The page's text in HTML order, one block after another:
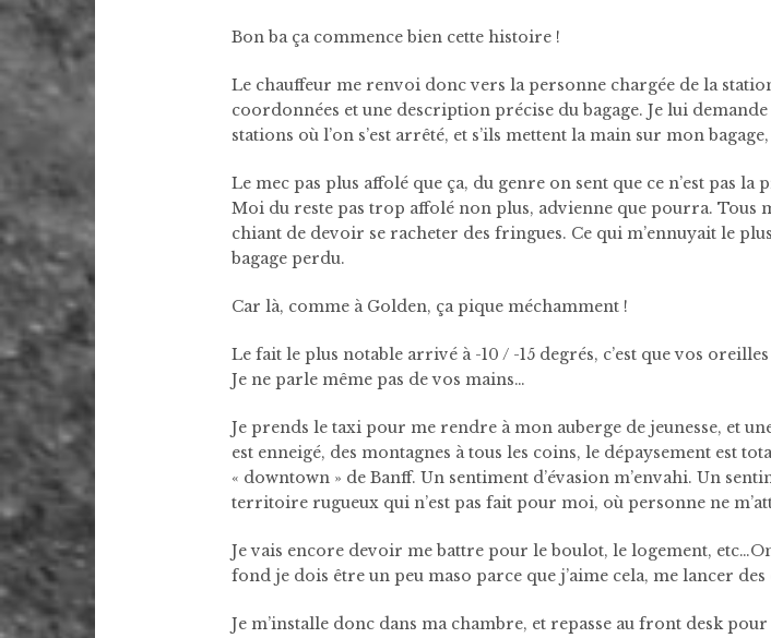
Bon ba ça commence bien cette histoire !
Le chauffeur me renvoi donc vers la personne chargée de la
coordonnées et une description précise du bagage. Je lui
stations où l’on s’est arrêté, et s’ils mettent la main sur mon
Le mec pas plus affolé que ça, du genre on sent que ce n’est pas
Moi du reste pas trop affolé non plus, advienne que pourra. Tous
chiant de devoir se racheter des fringues. Ce qui m’ennuyait le
bagage perdu.
Car là, comme à Golden, ça pique méchamment !
Le fait le plus notable arrivé à -10 / -15 degrés, c’est que vos
Je ne parle même pas de vos mains…
Je prends le taxi pour me rendre à mon auberge de jeunesse, et
est enneigé, des montagnes à tous les coins, le dépaysement est
« downtown » de Banff. Un sentiment d’évasion m’envahi. Un
territoire rugueux qui n’est pas fait pour moi, où personne ne
Je vais encore devoir me battre pour le boulot, le logement,
fond je dois être un peu maso parce que j’aime cela, me lancer
Je m’installe donc dans ma chambre, et repasse au front desk